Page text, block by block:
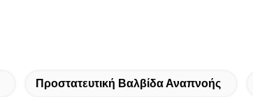
Προστατευτική Βαλβίδα Αναπνοής